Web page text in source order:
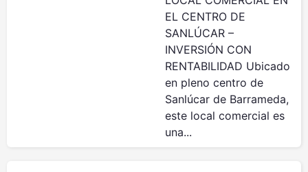
EL CENTRO DE
SANLÚCAR –
INVERSIÓN CON
RENTABILIDAD Ubicado
en pleno centro de
Sanlúcar de Barrameda,
este local comercial es
una...